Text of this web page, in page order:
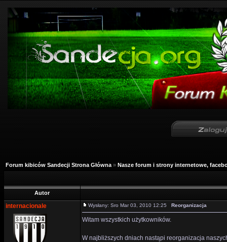
Forum kibiców Sandecji Strona Główna » Nasze forum i strony internetowe,
Autor
internacionale Wysłany: Sro Mar 03, 2010 12:25 Reorganizacja
Witam wszystkich użytkowników.
W najbliższych dniach nastąpi reorganizacja